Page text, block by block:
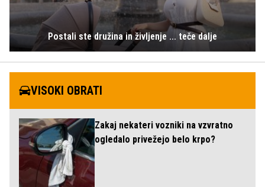
Postali ste družina in življenje ... teče dalje
VISOKI OBRATI
Zakaj nekateri vozniki na vzvratno
ogledalo privežejo belo krpo?